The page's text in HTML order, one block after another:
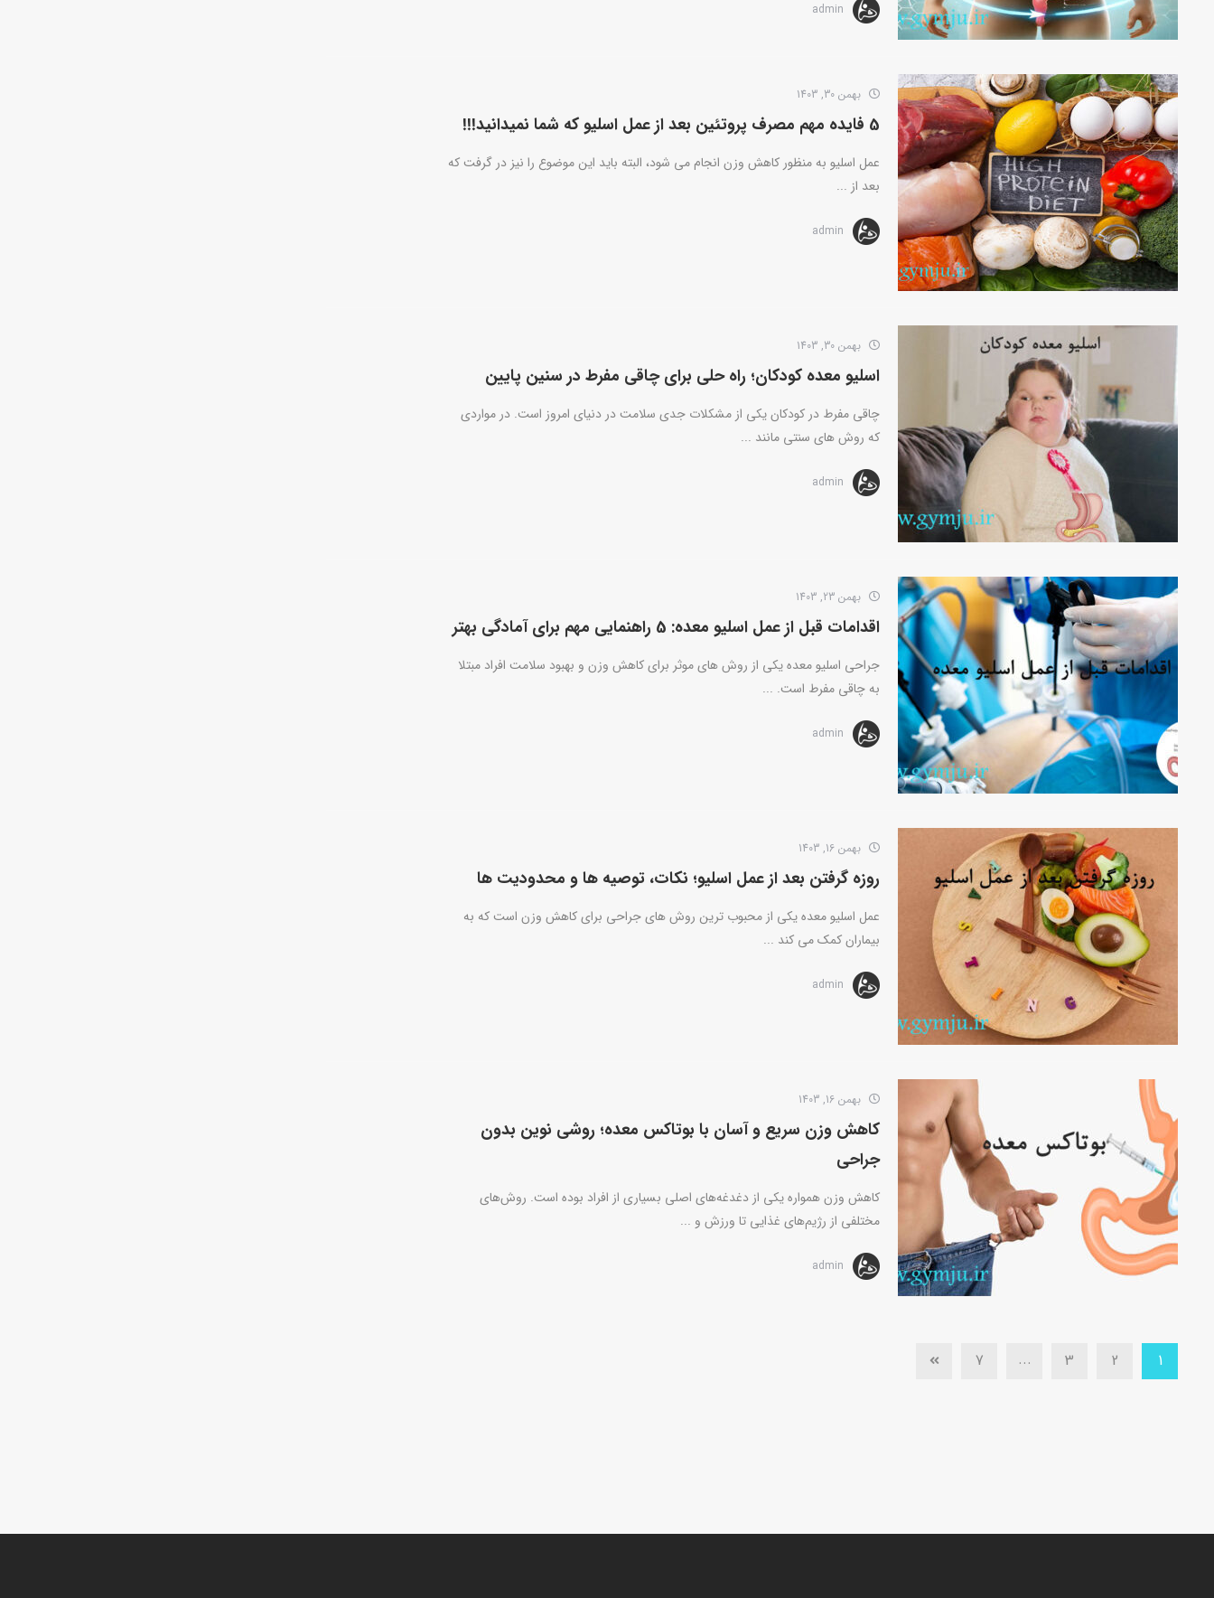
admin
بهمن 30, 1403
5 فایده مهم مصرف پروتئین بعد از عمل اسلیو که شما نمیدانید!!!
عمل اسلیو به منظور کاهش وزن انجام می شود، البته باید این موضوع را نیز در گرفت که
بعد از ...
admin
بهمن 30, 1403
اسلیو معده کودکان؛ راه حلی برای چاقی مفرط در سنین پایین
چاقی مفرط در کودکان یکی از مشکلات جدی سلامت در دنیای امروز است. در مواردی
که روش های سنتی مانند ...
admin
بهمن 23, 1403
اقدامات قبل از عمل اسلیو معده: 5 راهنمایی مهم برای آمادگی بهتر
جراحی اسلیو معده یکی از روش های موثر برای کاهش وزن و بهبود سلامت افراد مبتلا
به چاقی مفرط است. ...
admin
بهمن 16, 1403
روزه گرفتن بعد از عمل اسلیو؛ نکات، توصیه ها و محدودیت ها
عمل اسلیو معده یکی از محبوب ترین روش های جراحی برای کاهش وزن است که به
بیماران کمک می کند ...
admin
بهمن 16, 1403
کاهش وزن سریع و آسان با بوتاکس معده؛ روشی نوین بدون
جراحی
کاهش وزن همواره یکی از دغدغه‌های اصلی بسیاری از افراد بوده است. روش‌های
مختلفی از رژیم‌های غذایی تا ورزش و ...
admin
1
2
3
...
7